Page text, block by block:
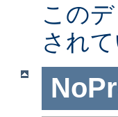
この
され